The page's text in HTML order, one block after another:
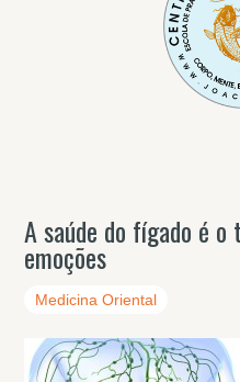
A saúde do fígado é
emoções
Medicina Oriental